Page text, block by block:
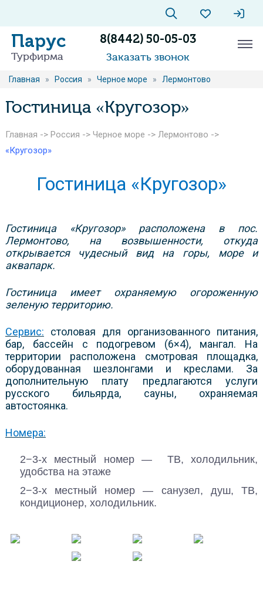
Парус
Турфирма
8(8442) 50-05-03
Заказать звонок
Главная » Россия » Черное море » Лермонтово
Гостиница «Кругозор»
Главная -> Россия -> Черное море -> Лермонтово ->
«Кругозор»
Гостиница «Кругозор»
Гостиница «Кругозор» расположена в пос.
Лермонтово, на возвышенности, откуда
открывается чудесный вид на горы, море и
аквапарк.
Гостиница имеет охраняемую огороженную
зеленую территорию.
Сервис: столовая для организованного питания,
бар, бассейн с подогревом (6×4), мангал. На
территории расположена смотровая площадка,
оборудованная шезлонгами и креслами. За
дополнительную плату предлагаются услуги
русского бильярда, сауны, охраняемая
автостоянка.
Номера:
2−3-х местный номер — ТВ, холодильник,
удобства на этаже
2−3-х местный номер — санузел, душ, ТВ,
кондиционер, холодильник.